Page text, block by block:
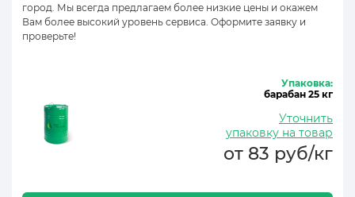
город. Мы всегда предлагаем более низкие цены и окажем
Вам более высокий уровень сервиса. Оформите заявку и
проверьте!
Упаковка:
барабан 25 кг
Уточнить
упаковку на товар
от 83 руб/кг